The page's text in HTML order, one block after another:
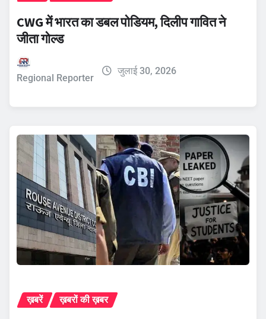
CWG में भारत का डबल पोडियम, दिलीप गावित ने
जीता गोल्ड
Regional Reporter
जुलाई 30, 2026
ख़बरें ख़बरों की ख़बर